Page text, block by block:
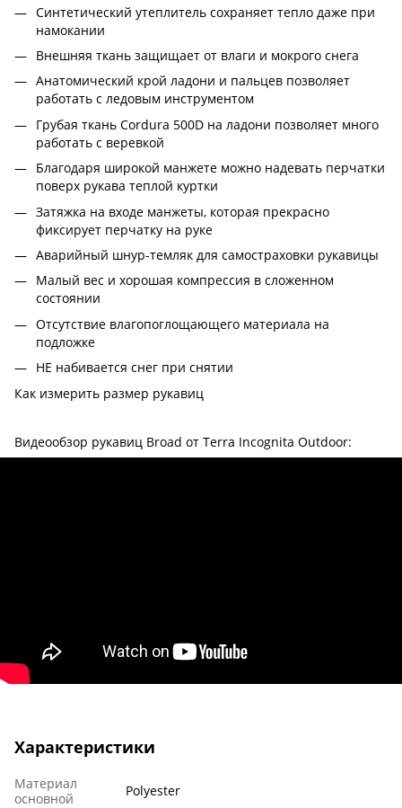
Синтетический утеплитель сохраняет тепло даже при
намокании
Внешняя ткань защищает от влаги и мокрого снега
Анатомический крой ладони и пальцев позволяет
работать с ледовым инструментом
Грубая ткань Cordura 500D на ладони позволяет много
работать с веревкой
Благодаря широкой манжете можно надевать перчатки
поверх рукава теплой куртки
Затяжка на входе манжеты, которая прекрасно
фиксирует перчатку на руке
Аварийный шнур-темляк для самостраховки рукавицы
Малый вес и хорошая компрессия в сложенном
состоянии
Отсутствие влагопоглощающего материала на
подложке
НЕ набивается снег при снятии
Как измерить размер рукавиц
Видеообзор рукавиц Broad от Terra Incognita Outdoor:
Характеристики
Материал
основной
Polyester